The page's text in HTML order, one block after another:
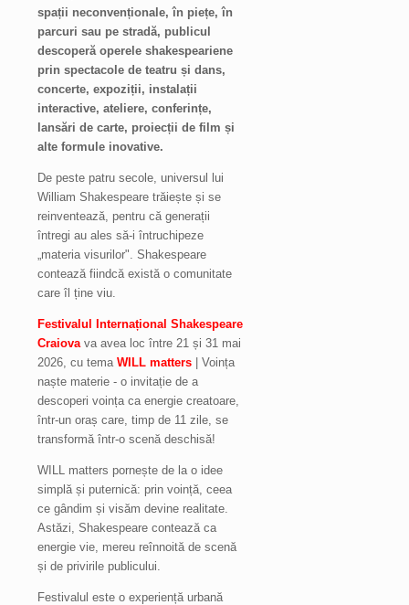
spații neconvenționale, în piețe, în
parcuri sau pe stradă, publicul
descoperă operele shakespeariene
prin spectacole de teatru și dans,
concerte, expoziții, instalații
interactive, ateliere, conferințe,
lansări de carte, proiecții de film și
alte formule inovative.
De peste patru secole, universul lui
William Shakespeare trăiește și se
reinventează, pentru că generații
întregi au ales să-i întruchipeze
„materia visurilor". Shakespeare
contează fiindcă există o comunitate
care îl ține viu.
Festivalul Internațional Shakespeare
Craiova va avea loc între 21 și 31 mai
2026, cu tema WILL matters | Voința
naște materie - o invitație de a
descoperi voința ca energie creatoare,
într-un oraș care, timp de 11 zile, se
transformă într-o scenă deschisă!
WILL matters pornește de la o idee
simplă și puternică: prin voință, ceea
ce gândim și visăm devine realitate.
Astăzi, Shakespeare contează ca
energie vie, mereu reînnoită de scenă
și de privirile publicului.
Festivalul este o experiență urbană